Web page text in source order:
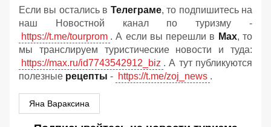
Если вы остались в Телеграме, то подпишитесь на
наш Новостной канал по туризму -
https://t.me/tourprom . А если вы перешли в Мах, то
мы транслируем туристические новости и туда:
https://max.ru/id7743542912_biz . А тут публикуются
полезные рецепты - https://t.me/zoj_news .
Яна Вараксина